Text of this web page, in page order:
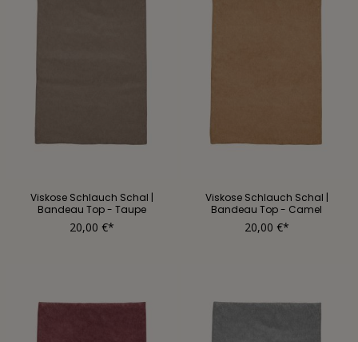
Viskose Schlauch Schal |
Bandeau Top - Taupe
20,00 €*
Viskose Schlauch Schal |
Bandeau Top - Camel
20,00 €*